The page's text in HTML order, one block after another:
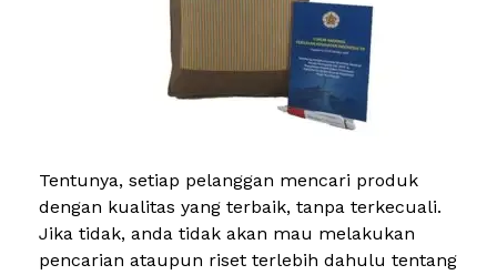
Tentunya, setiap pelanggan mencari produk
dengan kualitas yang terbaik, tanpa terkecuali.
Jika tidak, anda tidak akan mau melakukan
pencarian ataupun riset terlebih dahulu tentang